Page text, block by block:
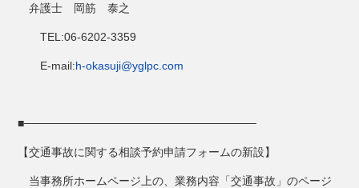
弁護士 岡筋 泰之
TEL:06-6202-3359
E-mail:h-okasuji@yglpc.com
■─────────────────────────────
【交通事故に関する相談予約申請フォームの新設】
当事務所ホームページ上の、業務内容「交通事故」のページ